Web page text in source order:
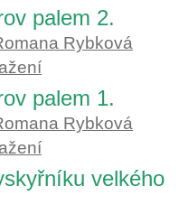
palem 2.
Rybková
palem 1.
Rybková
velkého